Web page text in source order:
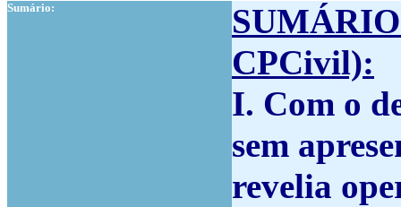
Sumário: SUMÁRIO
CPCivil):
I. Com o
sem
revelia